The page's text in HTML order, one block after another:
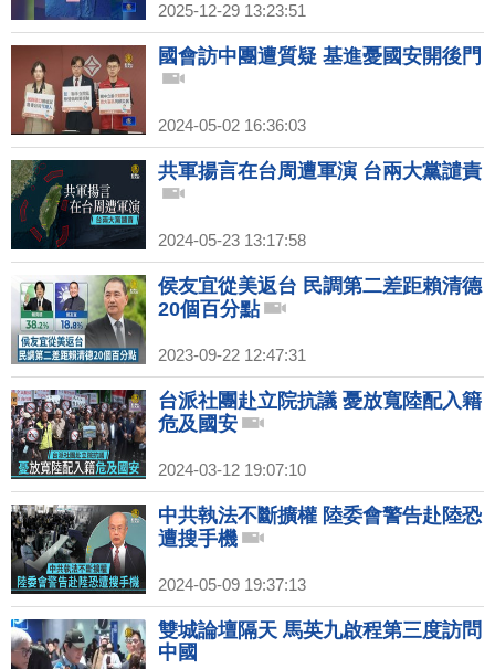
2025-12-29 13:23:51
國會訪中團遭質疑 基進憂國安開後門
2024-05-02 16:36:03
共軍揚言在台周遭軍演 台兩大黨譴責
2024-05-23 13:17:58
侯友宜從美返台 民調第二差距賴清德
20個百分點
2023-09-22 12:47:31
台派社團赴立院抗議 憂放寬陸配入籍
危及國安
2024-03-12 19:07:10
中共執法不斷擴權 陸委會警告赴陸恐
遭搜手機
2024-05-09 19:37:13
雙城論壇隔天 馬英九啟程第三度訪問
中國